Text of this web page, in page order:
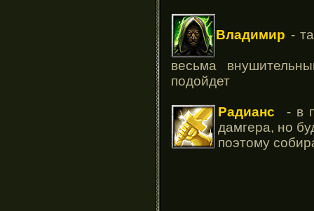
Владимир -
весьма
подойдет
Радианс - в
дамгера, но
поэтому